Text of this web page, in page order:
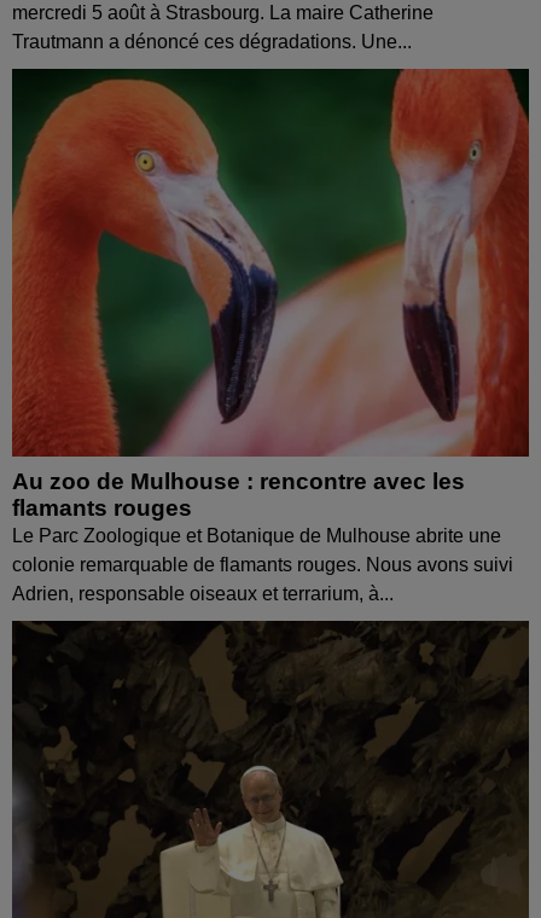
mercredi 5 août à Strasbourg. La maire Catherine
Trautmann a dénoncé ces dégradations. Une...
Au zoo de Mulhouse : rencontre avec les
flamants rouges
Le Parc Zoologique et Botanique de Mulhouse abrite une
colonie remarquable de flamants rouges. Nous avons suivi
Adrien, responsable oiseaux et terrarium, à...